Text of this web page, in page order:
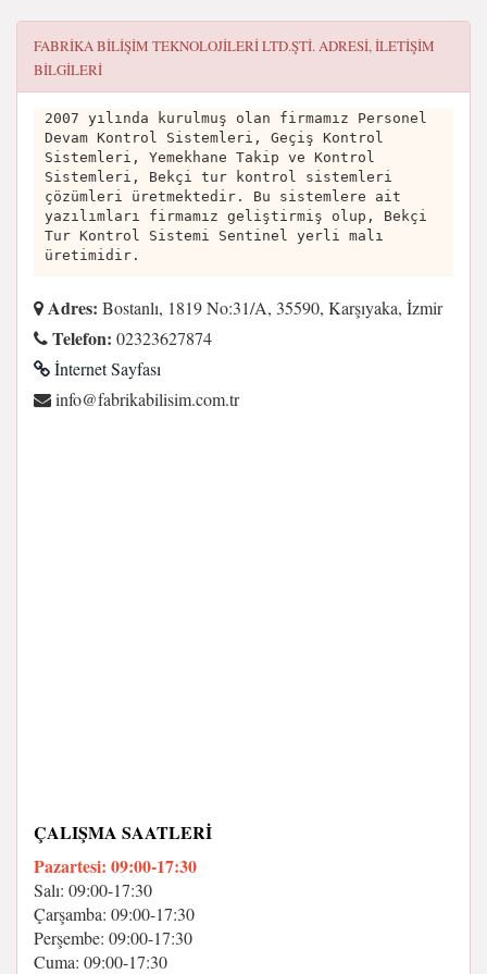
FABRIKA BILIŞIM TEKNOLOJILERI LTD.ŞTI.ADRESI, ILETIŞIM
BILGILERI
2007 yılında kurulmuş olan firmamız Personel
Devam Kontrol Sistemleri, Geçiş Kontrol
Sistemleri, Yemekhane Takip ve Kontrol
Sistemleri, Bekçi tur kontrol sistemleri
çözümleri üretmektedir. Bu sistemlere ait
yazılımları firmamız geliştirmiş olup, Bekçi
Tur Kontrol Sistemi Sentinel yerli malı
üretimidir.
Adres: Bostanlı, 1819 No:31/A, 35590, Karşıyaka, İzmir
Telefon: 02323627874
İnternet Sayfası
rt.moc.misilibakirbaf@ofni
ÇALIŞMA SAATLERI
Pazartesi: 09:00-17:30
Salı: 09:00-17:30
Çarşamba: 09:00-17:30
Perşembe: 09:00-17:30
Cuma: 09:00-17:30